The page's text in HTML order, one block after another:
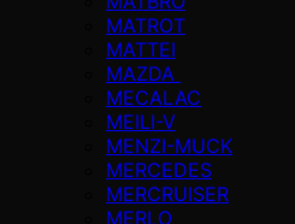
MATROT
MATTEI
MAZDA
MECALAC
MEILI-V
MENZI-MUCK
MERCEDES
MERCRUISER
MERLO